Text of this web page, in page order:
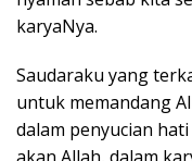
karyaNya.
Saudaraku yang
untuk memandang
dalam penyucian